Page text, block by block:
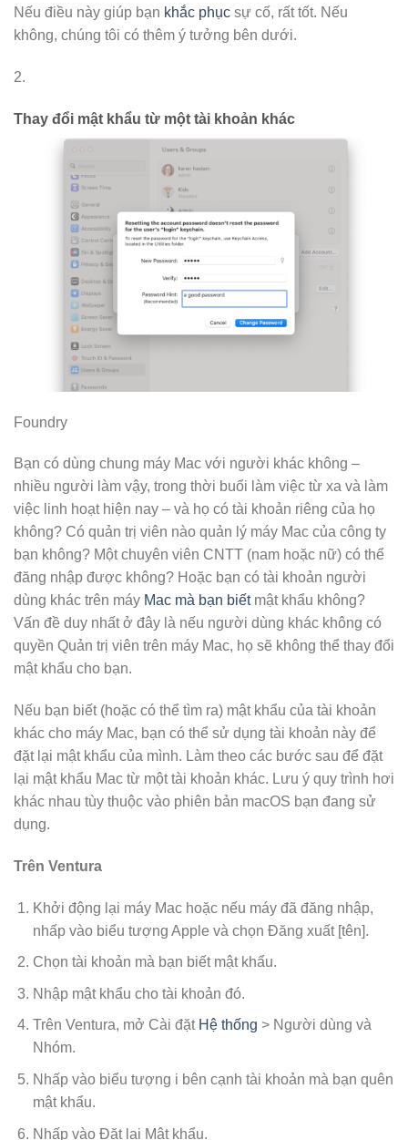
Nếu điều này giúp bạn khắc phục sự cố, rất tốt. Nếu
không, chúng tôi có thêm ý tưởng bên dưới.
2.
Thay đổi mật khẩu từ một tài khoản khác
Foundry
Bạn có dùng chung máy Mac với người khác không –
nhiều người làm vậy, trong thời buổi làm việc từ xa và làm
việc linh hoạt hiện nay – và họ có tài khoản riêng của họ
không? Có quản trị viên nào quản lý máy Mac của công ty
bạn không? Một chuyên viên CNTT (nam hoặc nữ) có thể
đăng nhập được không? Hoặc bạn có tài khoản người
dùng khác trên máy Mac mà bạn biếtmật khẩu không?
Vấn đề duy nhất ở đây là nếu người dùng khác không có
quyền Quản trị viên trên máy Mac, họ sẽ không thể thay đổi
mật khẩu cho bạn.
Nếu bạn biết (hoặc có thể tìm ra) mật khẩu của tài khoản
khác cho máy Mac, bạn có thể sử dụng tài khoản này để
đặt lại mật khẩu của mình. Làm theo các bước sau để đặt
lại mật khẩu Mac từ một tài khoản khác. Lưu ý quy trình hơi
khác nhau tùy thuộc vào phiên bản macOS bạn đang sử
dụng.
Trên Ventura
Khởi động lại máy Mac hoặc nếu máy đã đăng nhập,
nhấp vào biểu tượng Apple và chọn Đăng xuất [tên].
Chọn tài khoản mà bạn biết mật khẩu.
Nhập mật khẩu cho tài khoản đó.
Trên Ventura, mở Cài đặt Hệ thống > Người dùng và
Nhóm.
Nhấp vào biểu tượng i bên cạnh tài khoản mà bạn quên
mật khẩu.
Nhấp vào Đặt lại Mật khẩu.